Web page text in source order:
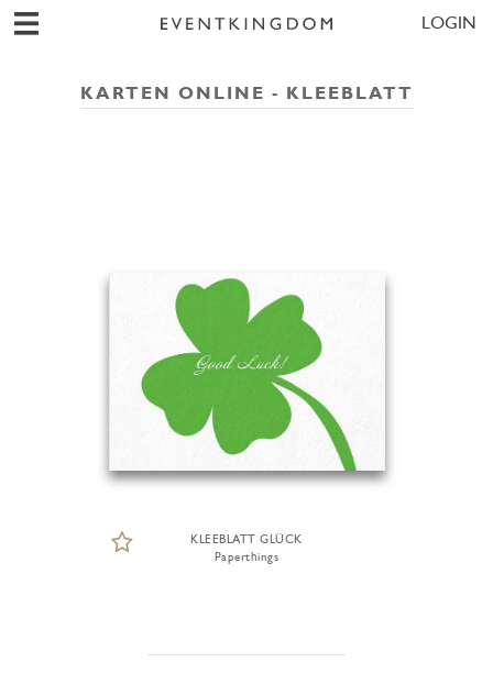
LOGIN
KARTEN ONLINE - KLEEBLATT
KLEEBLATT GLÜCK
Paperthings